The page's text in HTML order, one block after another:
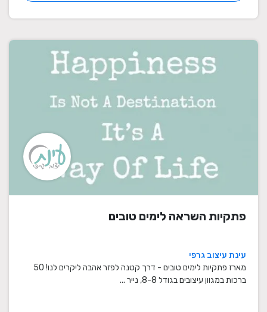
פתקיות השראה לימים טובים
עינת עיצוב גרפי
מארז פתקיות לימים טובים - דרך קטנה לפזר אהבה ליקרים לנו! 50
ברכות במגוון עיצובים בגודל 8-8, נייר ...